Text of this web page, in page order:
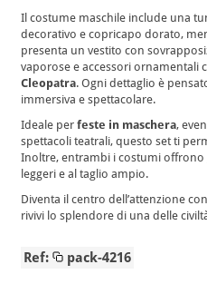
Il costume maschile include una
decorativo e copricapo dorato,
presenta un vestito con
vaporose e accessori ornamentali
Cleopatra. Ogni dettaglio è
immersiva e spettacolare.
Ideale perfeste in maschera,
spettacoli teatrali, questo set ti
Inoltre, entrambi i costumi
leggeri e al taglio ampio.
Diventa il centro dell’attenzione
rivivi lo splendore di una delle
Ref: pack-4216